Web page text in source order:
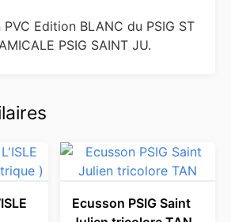
Edition BLANC du PSIG ST
PSIG SAINT JU.
Ecusson PSIG Saint